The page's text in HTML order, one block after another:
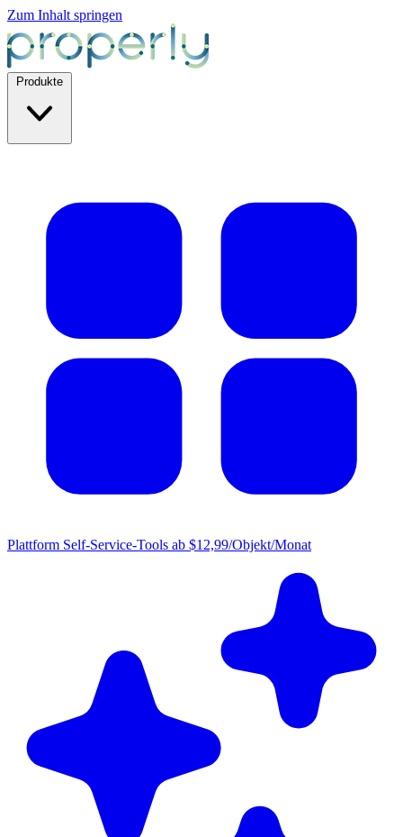
Zum Inhalt springen
Plattform Self-Service-Tools ab $12,99/Objekt/Monat